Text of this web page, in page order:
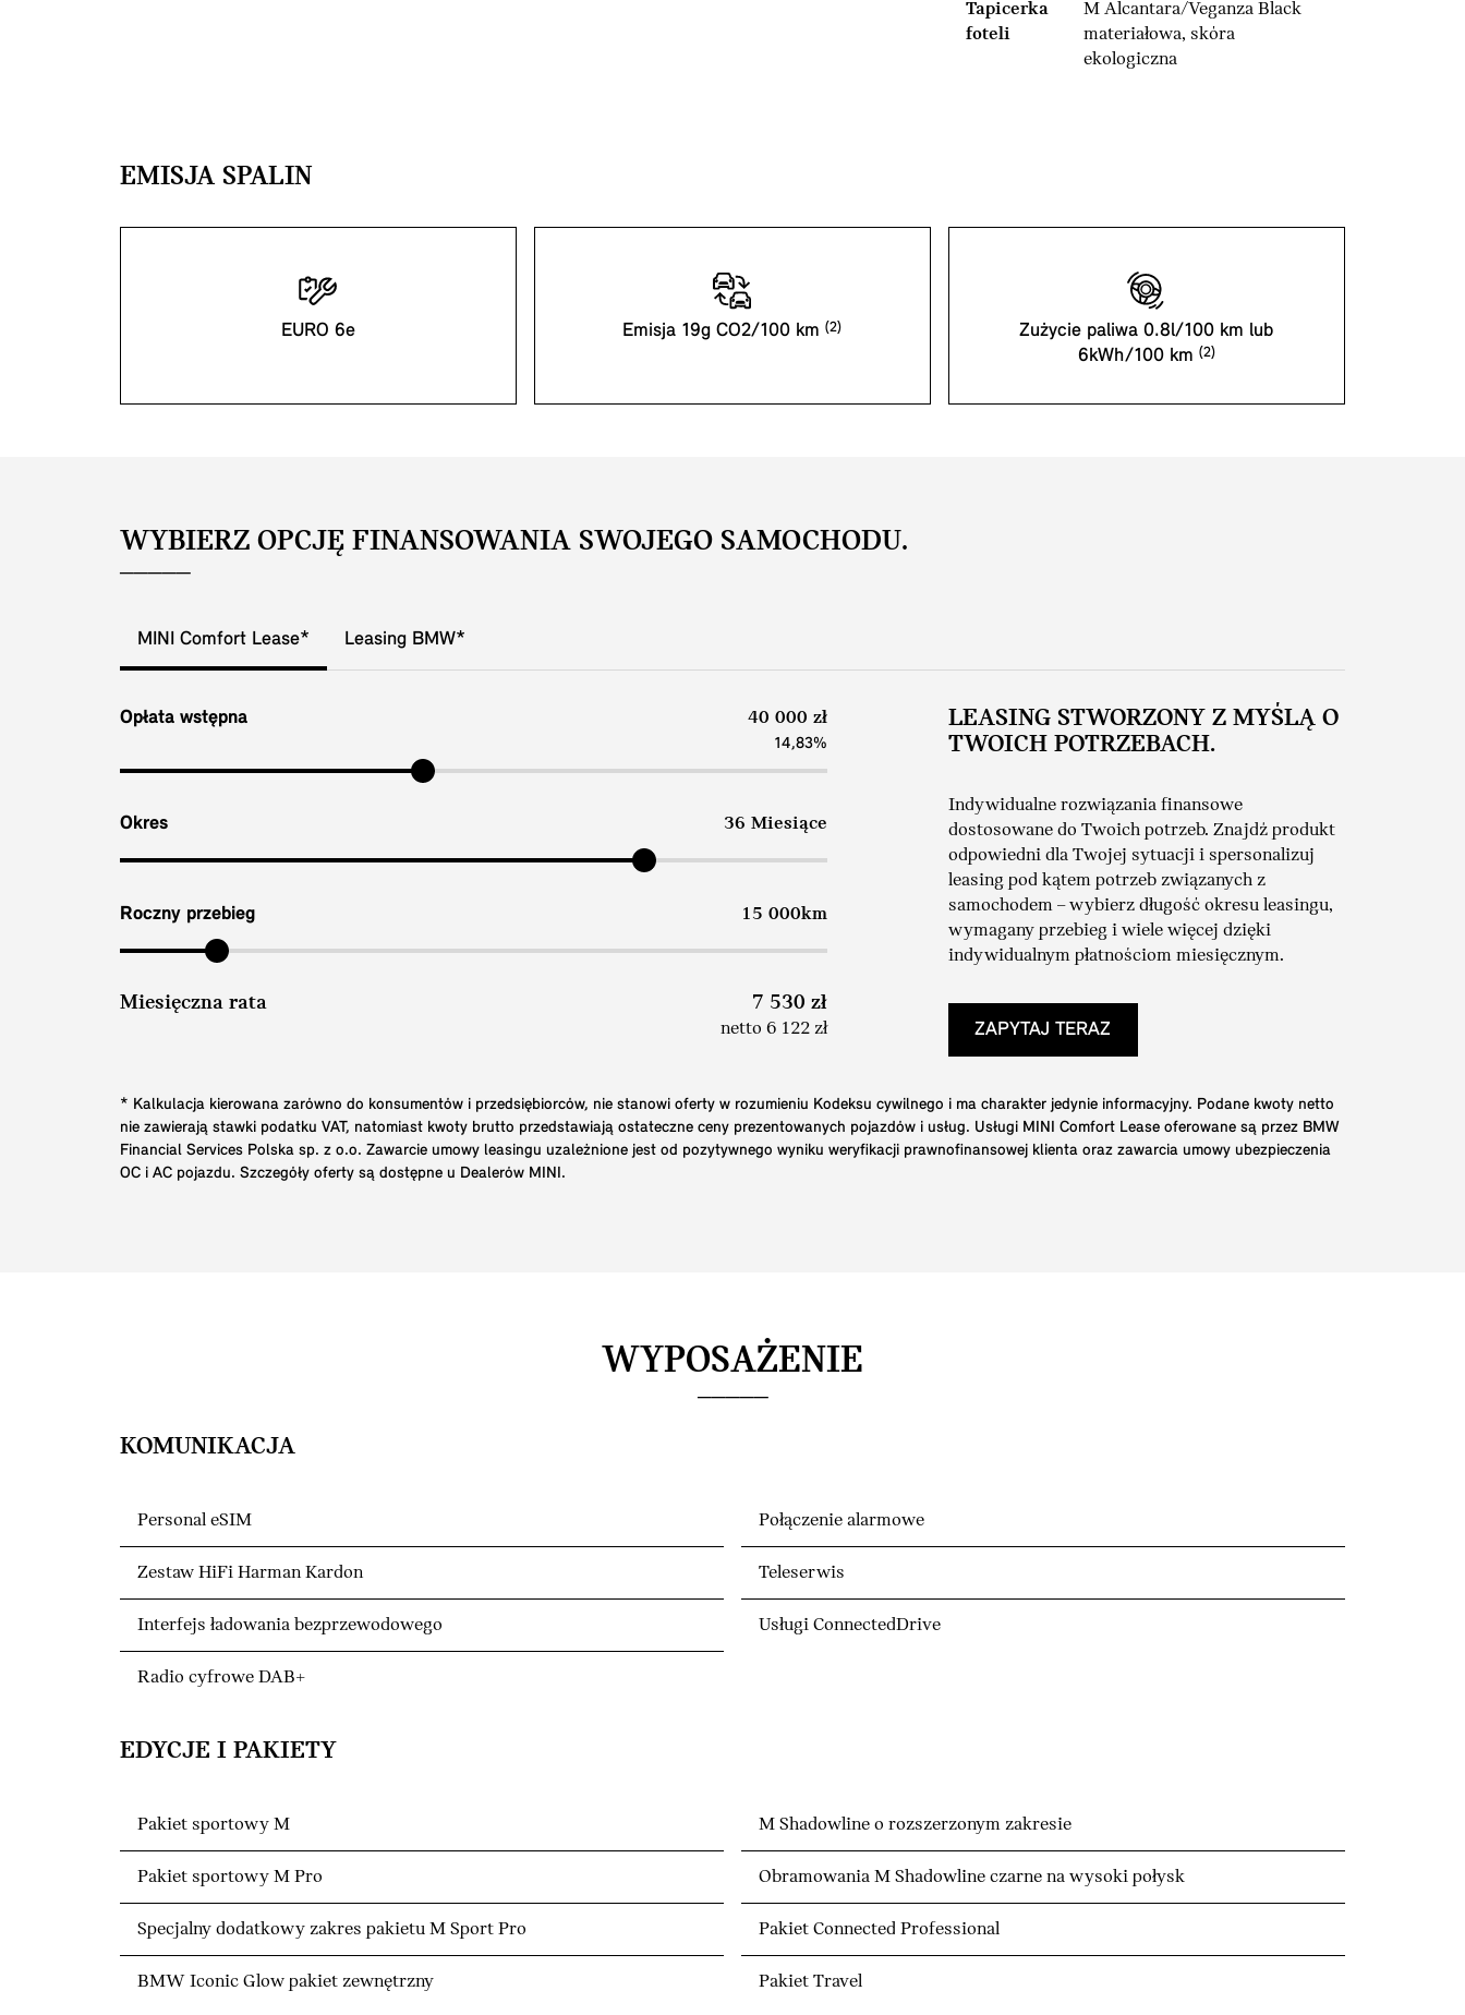
Tapicerka
foteli
M Alcantara/Veganza Black
materiałowa, skóra
ekologiczna
EMISJA SPALIN
EURO 6e Emisja 19g CO2/100 km
Zużycie paliwa 0.8l/100 km lub
6kWh/100 km
WYBIERZ OPCJĘ FINANSOWANIA SWOJEGO SAMOCHODU.
MINI Comfort Lease* Leasing BMW*
Opłata wstępna 40 000 zł
14,83%
Okres 36 Miesiące
Roczny przebieg 15 000km
Miesięczna rata 7 530 zł
netto 6 122 zł
LEASING STWORZONY Z MYŚLĄ O
TWOICH POTRZEBACH.
Indywidualne rozwiązania finansowe
dostosowane do Twoich potrzeb. Znajdź produkt
odpowiedni dla Twojej sytuacji i spersonalizuj
leasing pod kątem potrzeb związanych z
samochodem – wybierz długość okresu leasingu,
wymagany przebieg i wiele więcej dzięki
indywidualnym płatnościom miesięcznym.
ZAPYTAJ TERAZ
* Kalkulacja kierowana zarówno do konsumentów i przedsiębiorców, nie stanowi oferty w rozumieniu Kodeksu cywilnego i ma charakter jedynie informacyjny. Podane kwoty netto
nie zawierają stawki podatku VAT, natomiast kwoty brutto przedstawiają ostateczne ceny prezentowanych pojazdów i usług. Usługi MINI Comfort Lease oferowane są przez BMW
Financial Services Polska sp. z o.o. Zawarcie umowy leasingu uzależnione jest od pozytywnego wyniku weryfikacji prawnofinansowej klienta oraz zawarcia umowy ubezpieczenia
OC i AC pojazdu. Szczegóły oferty są dostępne u Dealerów MINI.
WYPOSAŻENIE
KOMUNIKACJA
Personal eSIM
Zestaw HiFi Harman Kardon
Interfejs ładowania bezprzewodowego
Radio cyfrowe DAB+
Połączenie alarmowe
Teleserwis
Usługi ConnectedDrive
EDYCJE I PAKIETY
Pakiet sportowy M
Pakiet sportowy M Pro
Specjalny dodatkowy zakres pakietu M Sport Pro
BMW Iconic Glow pakiet zewnętrzny
M Shadowline o rozszerzonym zakresie
Obramowania M Shadowline czarne na wysoki połysk
Pakiet Connected Professional
Pakiet Travel